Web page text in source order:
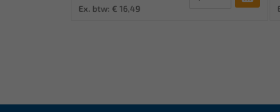
Ex. btw: € 16,49